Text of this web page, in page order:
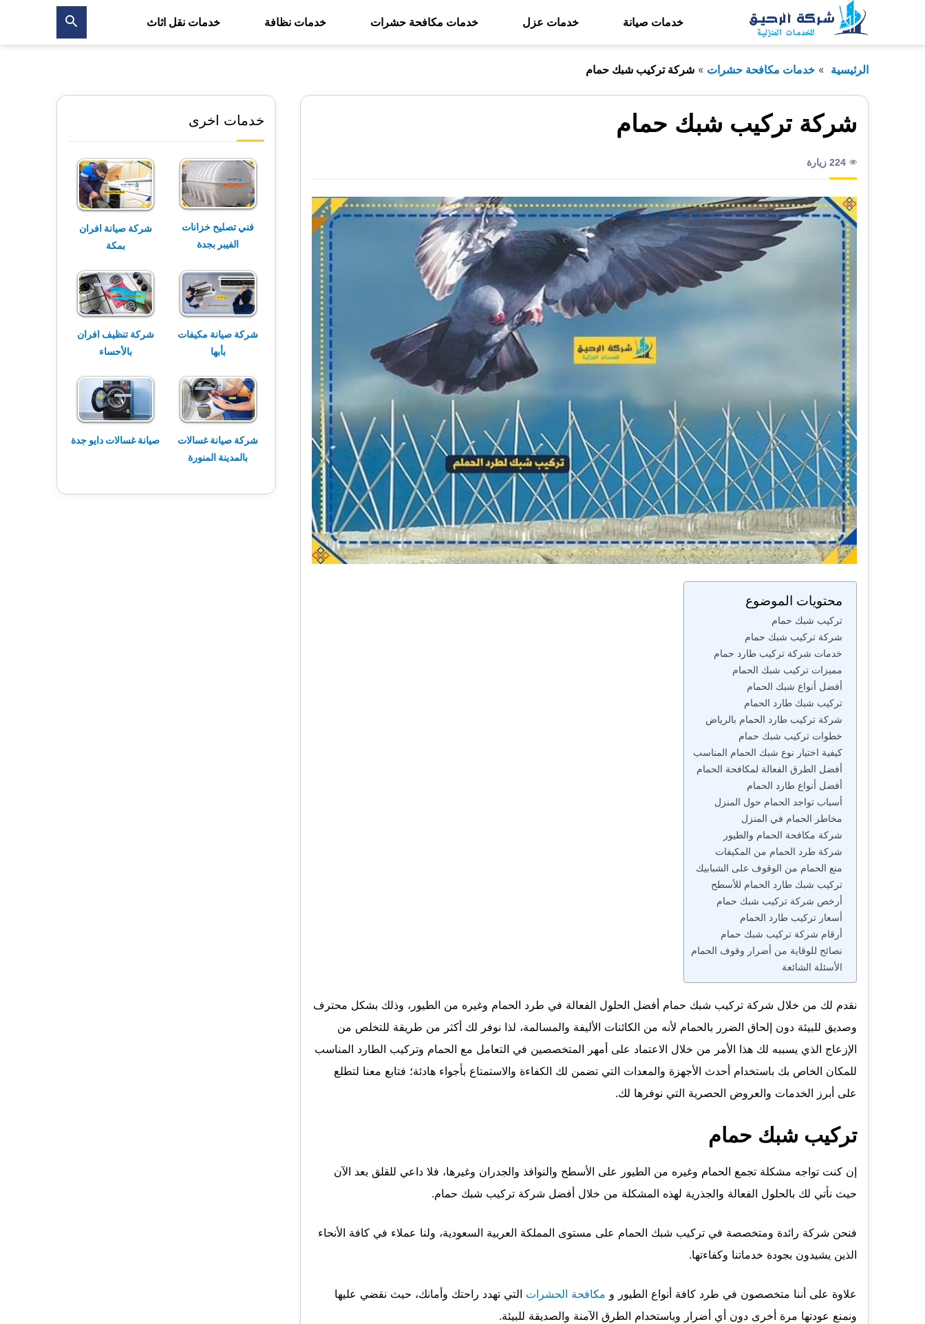
خدمات صيانة خدمات عزل خدمات مكافحة حشرات خدمات نظافة خدمات نقل اثاث
بحث
عن
الرئيسية خدمات مكافحة حشرات شركة تركيب شبك حمام
شركة تركيب شبك حمام
224 زيارة
محتويات الموضوع
تركيب شبك حمام
شركة تركيب شبك حمام
خدمات شركة تركيب طارد حمام
مميزات تركيب شبك الحمام
أفضل أنواع شبك الحمام
تركيب شبك طارد الحمام
شركة تركيب طارد الحمام بالرياض
خطوات تركيب شبك حمام
كيفية اختيار نوع شبك الحمام المناسب
أفضل الطرق الفعالة لمكافحة الحمام
أفضل أنواع طارد الحمام
أسباب تواجد الحمام حول المنزل
مخاطر الحمام في المنزل
شركة مكافحة الحمام والطيور
شركة طرد الحمام من المكيفات
منع الحمام من الوقوف على الشبابيك
تركيب شبك طارد الحمام للأسطح
أرخص شركة تركيب شبك حمام
أسعار تركيب طارد الحمام
أرقام شركة تركيب شبك حمام
نصائح للوقاية من أضرار وقوف الحمام
الأسئلة الشائعة
نقدم لك من خلال شركة تركيب شبك حمام أفضل الحلول الفعالة في طرد الحمام وغيره من الطيور، وذلك بشكل محترف
وصديق للبيئة دون إلحاق الضرر بالحمام لأنه من الكائنات الأليفة والمسالمة، لذا نوفر لك أكثر من طريقة للتخلص من
الإزعاج الذي يسببه لك هذا الأمر من خلال الاعتماد على أمهر المتخصصين في التعامل مع الحمام وتركيب الطارد المناسب
للمكان الخاص بك باستخدام أحدث الأجهزة والمعدات التي تضمن لك الكفاءة والاستمتاع بأجواء هادئة؛ فتابع معنا لتطلع
على أبرز الخدمات والعروض الحصرية التي نوفرها لك.
تركيب شبك حمام
إن كنت تواجه مشكلة تجمع الحمام وغيره من الطيور على الأسطح والنوافذ والجدران وغيرها، فلا داعي للقلق بعد الآن
حيث نأتي لك بالحلول الفعالة والجذرية لهذه المشكلة من خلال أفضل شركة تركيب شبك حمام.
فنحن شركة رائدة ومتخصصة في تركيب شبك الحمام على مستوى المملكة العربية السعودية، ولنا عملاء في كافة الأنحاء
الذين يشيدون بجودة خدماتنا وكفاءتها.
علاوة على أننا متخصصون في طرد كافة أنواع الطيور و مكافحة الحشرات التي تهدد راحتك وأمانك، حيث نقضي عليها
ونمنع عودتها مرة أخرى دون أي أضرار وباستخدام الطرق الآمنة والصديقة للبيئة.
خدمات اخرى
فني تصليح خزانات
الفيبر بجدة
شركة صيانة افران
بمكة
شركة صيانة مكيفات
بأبها
شركة تنظيف افران
بالأحساء
شركة صيانة غسالات
بالمدينة المنورة
صيانة غسالات دايو جدة